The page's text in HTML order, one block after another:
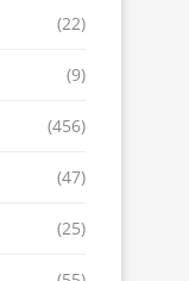
(22)
(9)
(456)
(47)
(25)